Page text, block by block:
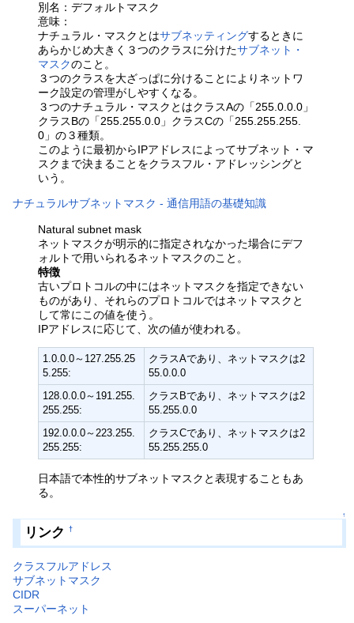
別名：デフォルトマスク
意味：
ナチュラル・マスクとはサブネッティングするときに
あらかじめ大きく３つのクラスに分けたサブネット・
マスクのこと。
３つのクラスを大ざっぱに分けることによりネットワ
ーク設定の管理がしやすくなる。
３つのナチュラル・マスクとはクラスAの「255.0.0.0」
クラスBの「255.255.0.0」クラスCの「255.255.255.
0」の３種類。
このように最初からIPアドレスによってサブネット・マ
スクまで決まることをクラスフル・アドレッシングと
いう。
ナチュラルサブネットマスク - 通信用語の基礎知識
Natural subnet mask
ネットマスクが明示的に指定されなかった場合にデフ
ォルトで用いられるネットマスクのこと。
特徴
古いプロトコルの中にはネットマスクを指定できない
ものがあり、それらのプロトコルではネットマスクと
して常にこの値を使う。
IPアドレスに応じて、次の値が使われる。
1.0.0.0～127.255.25
5.255:
クラスAであり、ネットマスクは2
55.0.0.0
128.0.0.0～191.255.
255.255:
クラスBであり、ネットマスクは2
55.255.0.0
192.0.0.0～223.255.
255.255:
クラスCであり、ネットマスクは2
55.255.255.0
日本語で本性的サブネットマスクと表現することもあ
る。
↑
リンク †
クラスフルアドレス
サブネットマスク
CIDR
スーパーネット